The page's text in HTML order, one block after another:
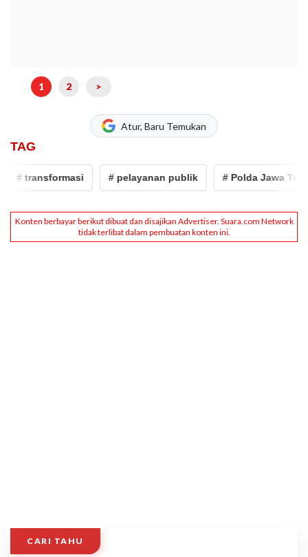
1 2 >
Atur, Baru Temukan
TAG
# transformasi # pelayanan publik # Polda Jawa
CARI TAHU